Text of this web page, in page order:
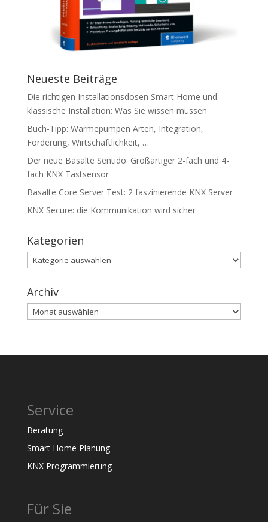
Neueste Beiträge
Die richtigen Installationsdosen Smart Home und
klassische Installation: Was Sie wissen müssen
Buch-Tipp: Wärmepumpen Arten, Integration,
Förderung, Wirtschaftlichkeit, …
Der neue Basalte Sentido: Großartiger 2-fach und 4-
fach KNX Tastsensor
Basalte Core Server Test: 2 faszinierende KNX Server
KNX Secure: die Kommunikation wird sicher
Kategorien
Kategorien
Archiv
Archiv
Service
Beratung
Smart Home Planung
KNX Programmierung
Für Sie